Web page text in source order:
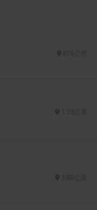
3.85公里